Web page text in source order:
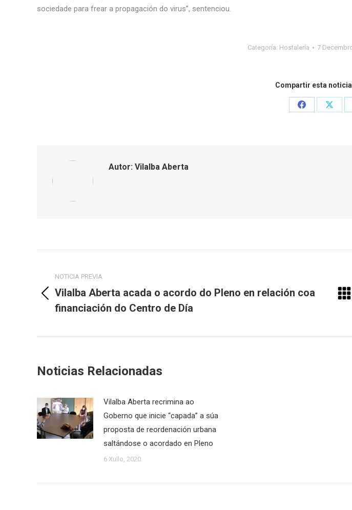
sociedade para frear a propagación do virus”, sentenciou.
Categoría: Hostalería 7
Compartir esta
Share
Share
Autor: Vilalba Aberta
navigation
NOTICIA PREVIA
Previous
post:
Vilalba Aberta acada o acordo do Pleno en relación coa
financiación do Centro de Día
Noticias Relacionadas
Vilalba Aberta recrimina ao
Goberno que inicie “capada” a súa
proposta de reordenación urbana
saltándose o acordado en Pleno
6 Xullo, 2020